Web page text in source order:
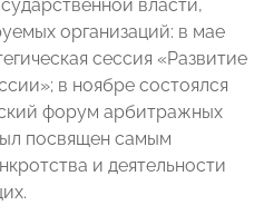
власти,
организаций: в мае
сессия «Развитие
в ноябре состоялся
форум арбитражных
посвящен самым
и деятельности